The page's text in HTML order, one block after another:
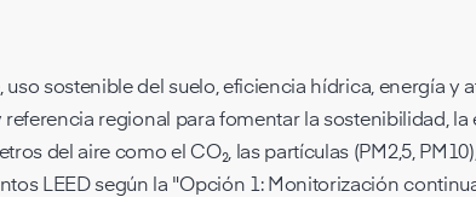
sostenible del suelo, eficiencia hídrica, energía y
regional para fomentar la sostenibilidad, la
del aire como el CO₂, las partículas (PM2,5,
LEED según la "Opción 1: Monitorización